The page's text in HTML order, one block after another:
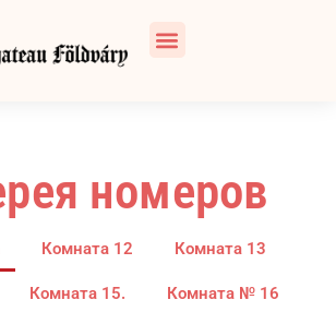
номеров
Комната 12 Комната 13
Комната 15. Комната № 16